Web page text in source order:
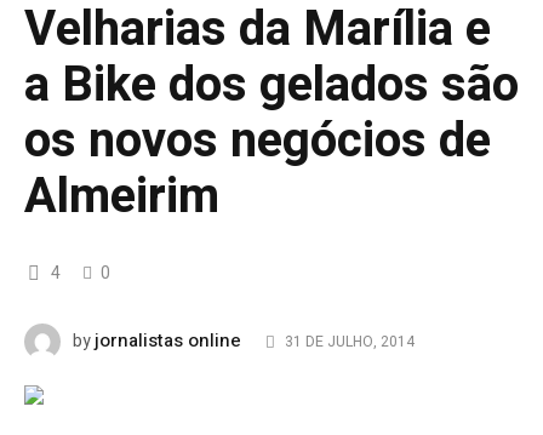
Velharias da Marília e
a Bike dos gelados são
os novos negócios de
Almeirim
4 0
byjornalistas online 31 DE JULHO, 2014